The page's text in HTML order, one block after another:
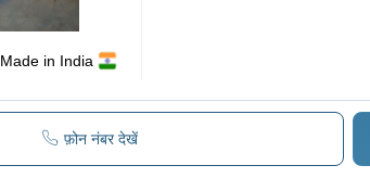
Made in India
फ़ोन नंबर देखें